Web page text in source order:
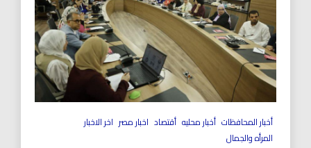
أخبار المحافظات أخبار محليه أقتصاد اخبار مصر اخر الاخبار
المرأه والجمال